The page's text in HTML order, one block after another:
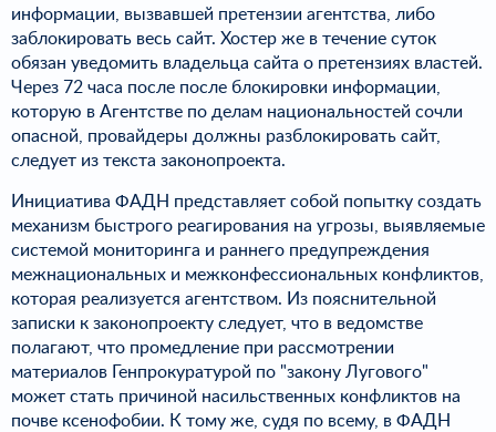
информации, вызвавшей претензии агентства, либо
заблокировать весь сайт. Хостер же в течение суток
обязан уведомить владельца сайта о претензиях властей.
Через 72 часа после после блокировки информации,
которую в Агентстве по делам национальностей сочли
опасной, провайдеры должны разблокировать сайт,
следует из текста законопроекта.
Инициатива ФАДН представляет собой попытку создать
механизм быстрого реагирования на угрозы, выявляемые
системой мониторинга и раннего предупреждения
межнациональных и межконфессиональных конфликтов,
которая реализуется агентством. Из пояснительной
записки к законопроекту следует, что в ведомстве
полагают, что промедление при рассмотрении
материалов Генпрокуратурой по "закону Лугового"
может стать причиной насильственных конфликтов на
почве ксенофобии. К тому же, судя по всему, в ФАДН